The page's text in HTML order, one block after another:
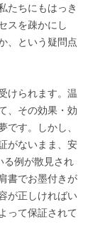
たちにもはっき
スを疎かにし
、という疑問点
けられます。温
、その効果・効
す。しかし、
がないまま、安
る例が散見され
書でお墨付きが
が正しければい
って保証されて